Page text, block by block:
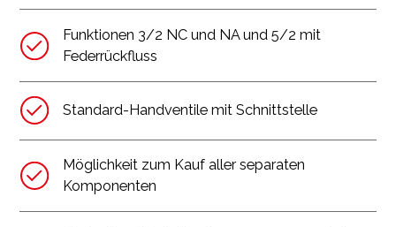
Funktionen 3/2 NC und NA und 5/2 mit
Federrückfluss
Standard-Handventile mit Schnittstelle
Möglichkeit zum Kauf aller separaten
Komponenten